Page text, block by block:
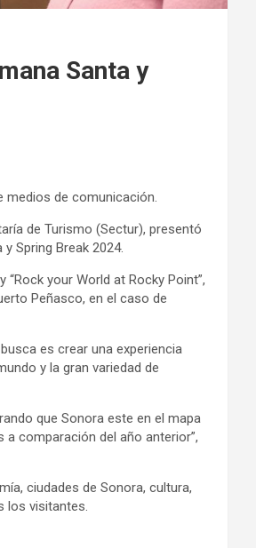
Santa y
medios de comunicación.
de Turismo (Sectur), presentó
Spring Break 2024.
your World at Rocky Point”,
Peñasco, en el caso de
es crear una experiencia
y la gran variedad de
que Sonora este en el mapa
comparación del año anterior”,
ciudades de Sonora, cultura,
los visitantes.